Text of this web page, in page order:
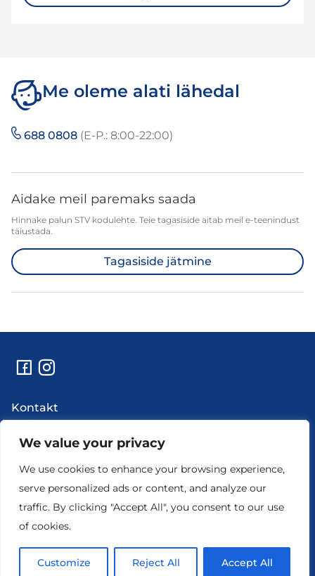
We value your privacy
We use cookies to enhance your browsing experience,
serve personalized ads or content, and analyze our
traffic. By clicking "Accept All", you consent to our use
of cookies.
Customize Reject All Accept All
Me oleme alati lähedal
688 0808 (E-P.: 8:00-22:00)
Aidake meil paremaks saada
Hinnake palun STV kodulehte. Teie tagasiside aitab meil e-teenindust
täiustada.
Tagasiside jätmine
Kontakt
Abi
Uudised
Ettevõtte andmed
© 2026 STV. Kõik õigused kaitstud.